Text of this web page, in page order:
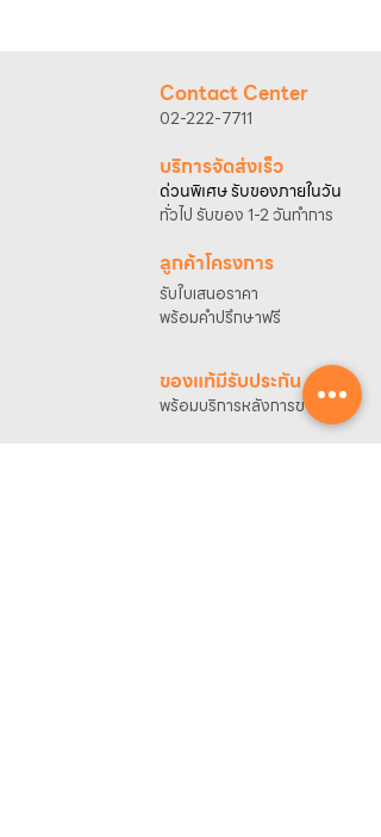
Contact Center
02-222-7711
บริการจัดส่งเร็ว
ด่วนพิเศษ รับของภายในวัน
ทั่วไป รับของ 1-2 วันทำการ
ลูกค้าโครงการ
รับใบเสนอราคา
พร้อมคำปรึกษาฟรี
ของแท้มีรับประกัน
พร้อมบริการหลังการขาย